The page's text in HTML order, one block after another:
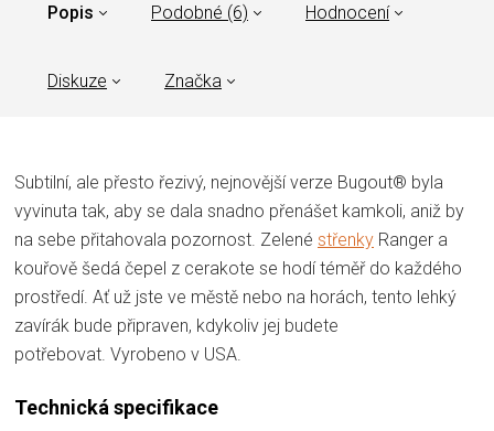
Popis Podobné (6) Hodnocení
Diskuze Značka
Subtilní, ale přesto řezivý, nejnovější verze Bugout® byla
vyvinuta tak, aby se dala snadno přenášet kamkoli, aniž by
na sebe přitahovala pozornost. Zelené střenky Ranger a
kouřově šedá čepel z cerakote se hodí téměř do každého
prostředí. Ať už jste ve městě nebo na horách, tento lehký
zavírák bude připraven, kdykoliv jej budete
potřebovat. Vyrobeno v USA.
Technická specifikace